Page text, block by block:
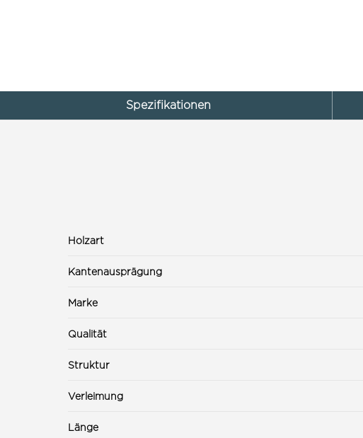
Spezifikationen
Holzart
Kantenausprägung
Marke
Qualität
Struktur
Verleimung
Länge